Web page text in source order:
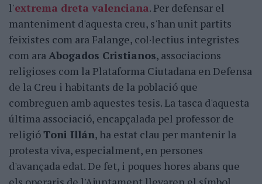
l'extrema dreta valenciana. Per defensar el
manteniment d'aquesta creu, s'han unit partits
feixistes com ara Falange, col·lectius integristes
com araAbogados Cristianos, associacions
religioses com la Plataforma Ciutadana en Defensa
de la Creu i habitants de la població que
combreguen amb aquestes tesis. La tasca d'aquesta
última associació, encapçalada pel professor de
religióToni Illán, ha estat clau per mantenir la
protesta viva, especialment, en persones
d'avançada edat. De fet, i poques hores abans que